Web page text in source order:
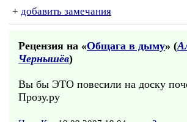
+ добавить замечания
Рецензия на «Общага в дыму» (
Чернышёв)
Вы бы ЭТО повесили на доску
Прозу.ру